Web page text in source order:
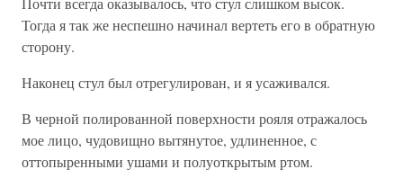
Тогда я так же неспешно начинал вертеть его в обратную
сторону.
Наконец стул был отрегулирован, и я усаживался.
В черной полированной поверхности рояля отражалось
мое лицо, чудовищно вытянутое, удлиненное, с
оттопыренными ушами и полуоткрытым ртом.